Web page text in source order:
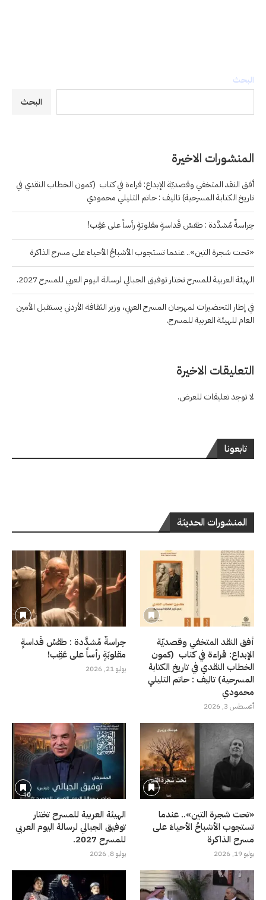
البحث
البحث
المنشورات الاخيرة
أفق النقد المتخفي وقصديّة الإبداع: قراءة في كتاب (كمون الخطاب النقدي في
تاريخ الكتابة المسرحية) تاليف : حاتم التليلي محمودي
حِراسةٌ مُشدَّدة : طقسُ قَداسةٍ مقلوبَةٍ رأساً على عَقِب!
«تحت شجرة التين».. عندما تستجوب الأشباحُ الأحياءَ على مسرح الذاكرة
الهيئة العربية للمسرح تختار توفيق الجبالي لرسالة اليوم العربي للمسرح 2027.
في إطار التحضيرات لمهرجان المسرح العربي، وزير الثقافة الأردني يستقبل الأمين
العام للهيئة العربية للمسرح.
التعليقات الاخيرة
لا توجد تعليقات للعرض.
تابعونا
المنشورات الحديثة
أفق النقد المتخفي وقصديّة
الإبداع: قراءة في كتاب (كمون
الخطاب النقدي في تاريخ الكتابة
المسرحية) تاليف : حاتم التليلي
محمودي
أغسطس 3, 2026
حِراسةٌ مُشدَّدة : طقسُ قَداسةٍ
مقلوبَةٍ رأساً على عَقِب!
يوليو 21, 2026
«تحت شجرة التين».. عندما
تستجوب الأشباحُ الأحياءَ على
مسرح الذاكرة
يوليو 19, 2026
الهيئة العربية للمسرح تختار
توفيق الجبالي لرسالة اليوم العربي
للمسرح 2027.
يوليو 8, 2026